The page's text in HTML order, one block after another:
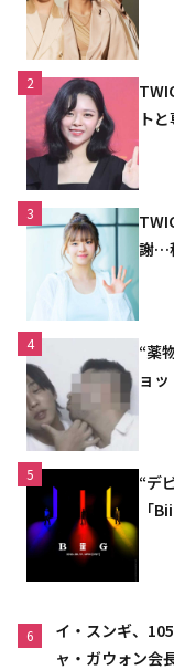
2
ト
3
謝…
4
“薬
ョ
5
“デ
「
6
イ・スンギ、
ャ・ガウォン会